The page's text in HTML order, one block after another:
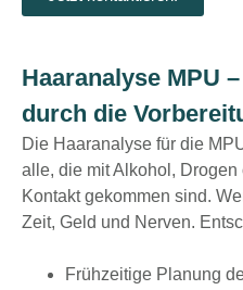
Haaranalyse MPU
durch die
Die Haaranalyse für die
alle, die mit Alkohol,
Kontakt gekommen sind.
Zeit, Geld und Nerven.
Frühzeitige Planung